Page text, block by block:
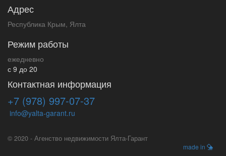
Адрес
Республика Крым, Ялта
Режим работы
ежедневно
с 9 до 20
Контактная информация
+7 (978) 997-07-37
info@yalta-garant.ru
© 2020 - Агенство недвижимости Ялта-Гарант
made in